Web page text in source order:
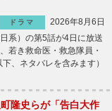
ドラマ
2026年8月6日
系）の第5話が4日に放送
若き救命医・救急隊員・
、ネタバレを含みます）
町隆史らが「告白大作